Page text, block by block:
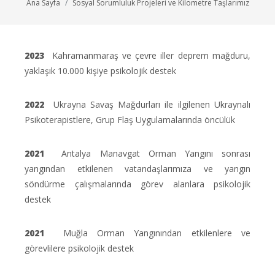
Ana Sayfa Sosyal Sorumluluk Projeleri ve Kilometre Taşlarımız
2023 Kahramanmaraş ve çevre iller deprem mağduru,
yaklaşık 10.000 kişiye psikolojik destek
2022 Ukrayna Savaş Mağdurları ile ilgilenen Ukraynalı
Psikoterapistlere, Grup Flaş Uygulamalarında öncülük
2021 Antalya Manavgat Orman Yangını sonrası
yangından etkilenen vatandaşlarımıza ve yangın
söndürme çalışmalarında görev alanlara psikolojik
destek
2021 Muğla Orman Yangınından etkilenlere ve
görevlilere psikolojik destek